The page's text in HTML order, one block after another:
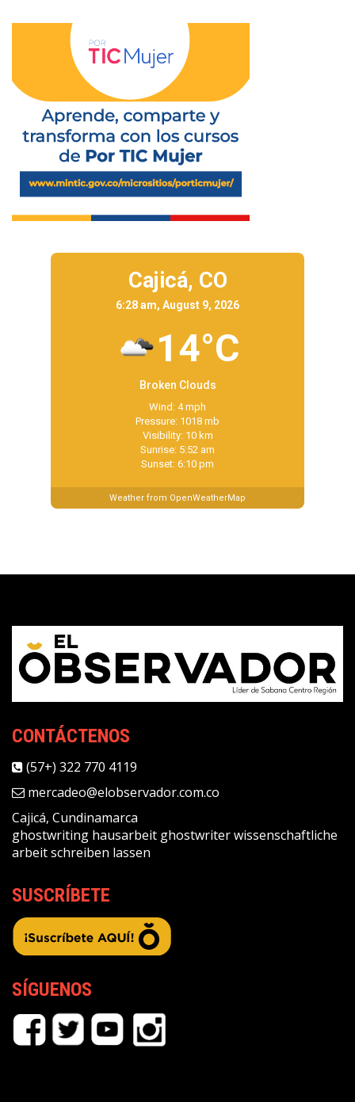
Cajicá, CO
6:28 am, August 9, 2026
14°C
Broken Clouds
Wind: 4 mph
Pressure: 1018 mb
Visibility: 10 km
Sunrise: 5:52 am
Sunset: 6:10 pm
Weather from OpenWeatherMap
CONTÁCTENOS
(57+) 322 770 4119
mercadeo@elobservador.com.co
Cajicá, Cundinamarca
ghostwriting hausarbeit ghostwriterwissenschaftliche
arbeit schreiben lassen
SUSCRÍBETE
SÍGUENOS